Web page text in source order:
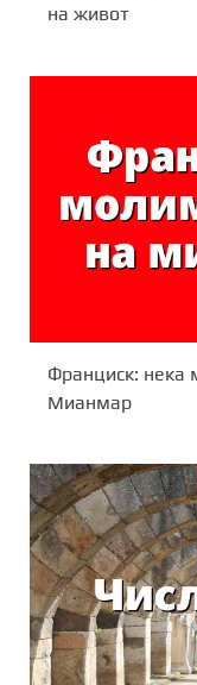
на живот
Франциск: нека
Мианмар